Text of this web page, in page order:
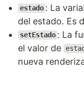
estado : La
del estado. Es
setEstado : La
el valor de
nueva